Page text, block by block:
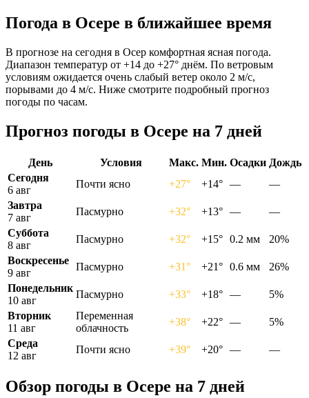
Погода в Осере в ближайшее время
В прогнозе на сегодня в Осер комфортная ясная погода.
Диапазон температур от +14 до +27° днём. По ветровым
условиям ожидается очень слабый ветер около 2 м/с,
порывами до 4 м/с. Ниже смотрите подробный прогноз
погоды по часам.
Прогноз погоды в Осере на 7 дней
День Условия Макс. Мин. Осадки Дождь
Сегодня
6 авг
Почти ясно +27° +14° —
—
Завтра
7 авг
Пасмурно +32° +13° —
—
Суббота
8 авг
Пасмурно +32° +15° 0.2 мм
20%
Воскресенье
9 авг
Пасмурно +31° +21° 0.6 мм
26%
Понедельник
10 авг
Пасмурно +33° +18° —
5%
Вторник
11 авг
Переменная
облачность
+38° +22° —
5%
Среда
12 авг
Почти ясно +39° +20° — —
Обзор погоды в Осере на 7 дней